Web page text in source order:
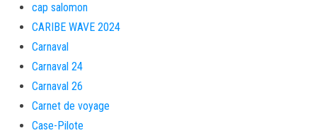
cap salomon
CARIBE WAVE 2024
Carnaval
Carnaval 24
Carnaval 26
Carnet de voyage
Case-Pilote